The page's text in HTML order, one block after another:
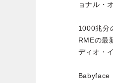
ョナル・
1000兆分
RMEの最
ディオ・
Babyface